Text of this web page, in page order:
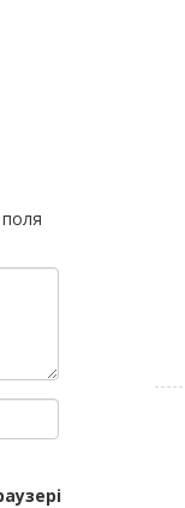
поля